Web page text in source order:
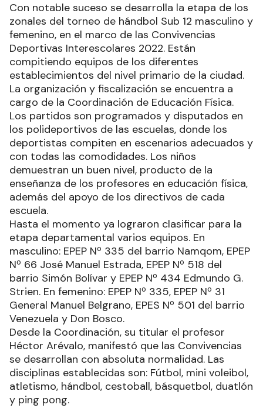
Con notable suceso se desarrolla la etapa de los
zonales del torneo de hándbol Sub 12 masculino y
femenino, en el marco de las Convivencias
Deportivas Interescolares 2022. Están
compitiendo equipos de los diferentes
establecimientos del nivel primario de la ciudad.
La organización y fiscalización se encuentra a
cargo de la Coordinación de Educación Física.
Los partidos son programados y disputados en
los polideportivos de las escuelas, donde los
deportistas compiten en escenarios adecuados y
con todas las comodidades. Los niños
demuestran un buen nivel, producto de la
enseñanza de los profesores en educación física,
además del apoyo de los directivos de cada
escuela.
Hasta el momento ya lograron clasificar para la
etapa departamental varios equipos. En
masculino: EPEP Nº 335 del barrio Namqom, EPEP
Nº 66 José Manuel Estrada, EPEP Nº 518 del
barrio Simón Bolívar y EPEP Nº 434 Edmundo G.
Strien. En femenino: EPEP Nº 335, EPEP Nº 31
General Manuel Belgrano, EPES Nº 501 del barrio
Venezuela y Don Bosco.
Desde la Coordinación, su titular el profesor
Héctor Arévalo, manifestó que las Convivencias
se desarrollan con absoluta normalidad. Las
disciplinas establecidas son: Fútbol, mini voleibol,
atletismo, hándbol, cestoball, básquetbol, duatlón
y ping pong.